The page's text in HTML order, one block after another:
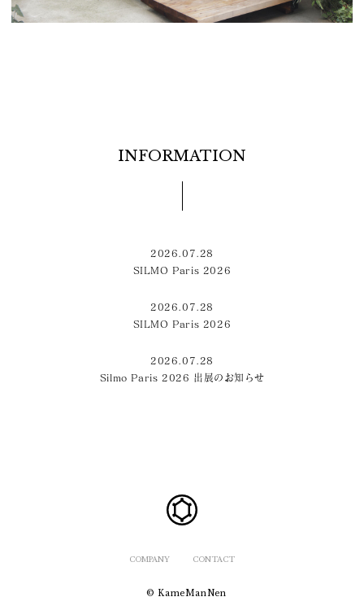
INFORMATION
2026.07.28
SILMO Paris 2026
2026.07.28
SILMO Paris 2026
2026.07.28
Silmo Paris 2026 出展のお知らせ
COMPANY CONTACT
© KameManNen